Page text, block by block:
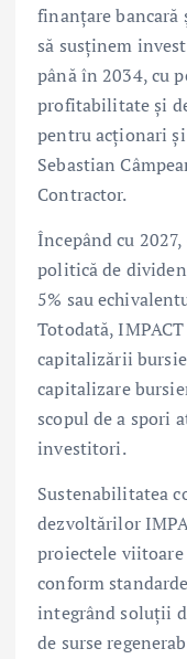
finanțare
să susținem
până în 2034, cu
profitabilitate și
pentru acționari
Sebastian
Contractor.
Începând cu
politică de
5% sau
Totodată,
capitalizării
capitalizare
scopul de a spori
investitori.
Sustenabilitatea
dezvoltărilor
proiectele
conform
integrând soluții
de surse